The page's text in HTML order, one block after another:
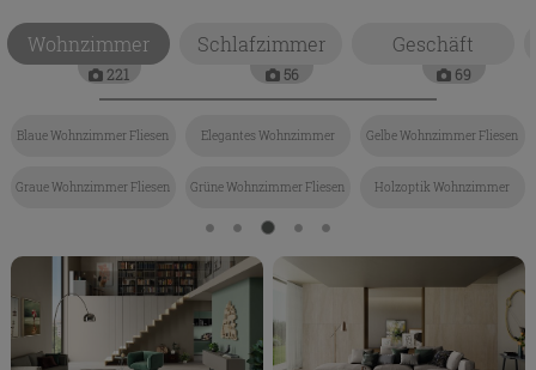
Wohnzimmer
221
Schlafzimmer
56
Geschäft
69
Blaue Wohnzimmer Fliesen Elegantes Wohnzimmer Gelbe Wohnzimmer Fliesen
Graue Wohnzimmer Fliesen Grüne Wohnzimmer Fliesen Holzoptik Wohnzimmer